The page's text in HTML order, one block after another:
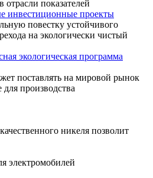
показателей
инвестиционные проекты
повестку устойчивого
на экологически чистый
экологическая программа
поставлять на мировой рынок
производства
никеля позволит
электромобилей